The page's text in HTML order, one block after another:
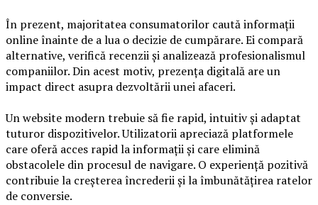
În prezent, majoritatea consumatorilor caută informații
online înainte de a lua o decizie de cumpărare. Ei compară
alternative, verifică recenzii și analizează profesionalismul
companiilor. Din acest motiv, prezența digitală are un
impact direct asupra dezvoltării unei afaceri.
Un website modern trebuie să fie rapid, intuitiv și adaptat
tuturor dispozitivelor. Utilizatorii apreciază platformele
care oferă acces rapid la informații și care elimină
obstacolele din procesul de navigare. O experiență pozitivă
contribuie la creșterea încrederii și la îmbunătățirea ratelor
de conversie.